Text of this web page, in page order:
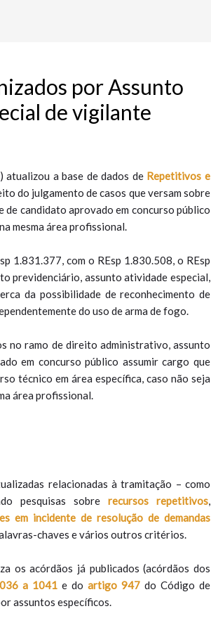
por Assunto
de vigilante
atualizou a base de dados de Repetitivos e
do julgamento de casos que versam sobre
candidato aprovado em concurso público
mesma área profissional.
1.831.377, com o REsp 1.830.508, o REsp
previdenciário, assunto atividade especial,
da possibilidade de reconhecimento de
do uso de arma de fogo.
no ramo de direito administrativo, assunto
em concurso público assumir cargo que
técnico em área específica, caso não seja
área profissional.
relacionadas à tramitação – como
pesquisas sobre recursos repetitivos,
em incidente de resolução de demandas
chaves e vários outros critérios.
os acórdãos já publicados (acórdãos dos
a 1041e do artigo 947do Código de
assuntos específicos.